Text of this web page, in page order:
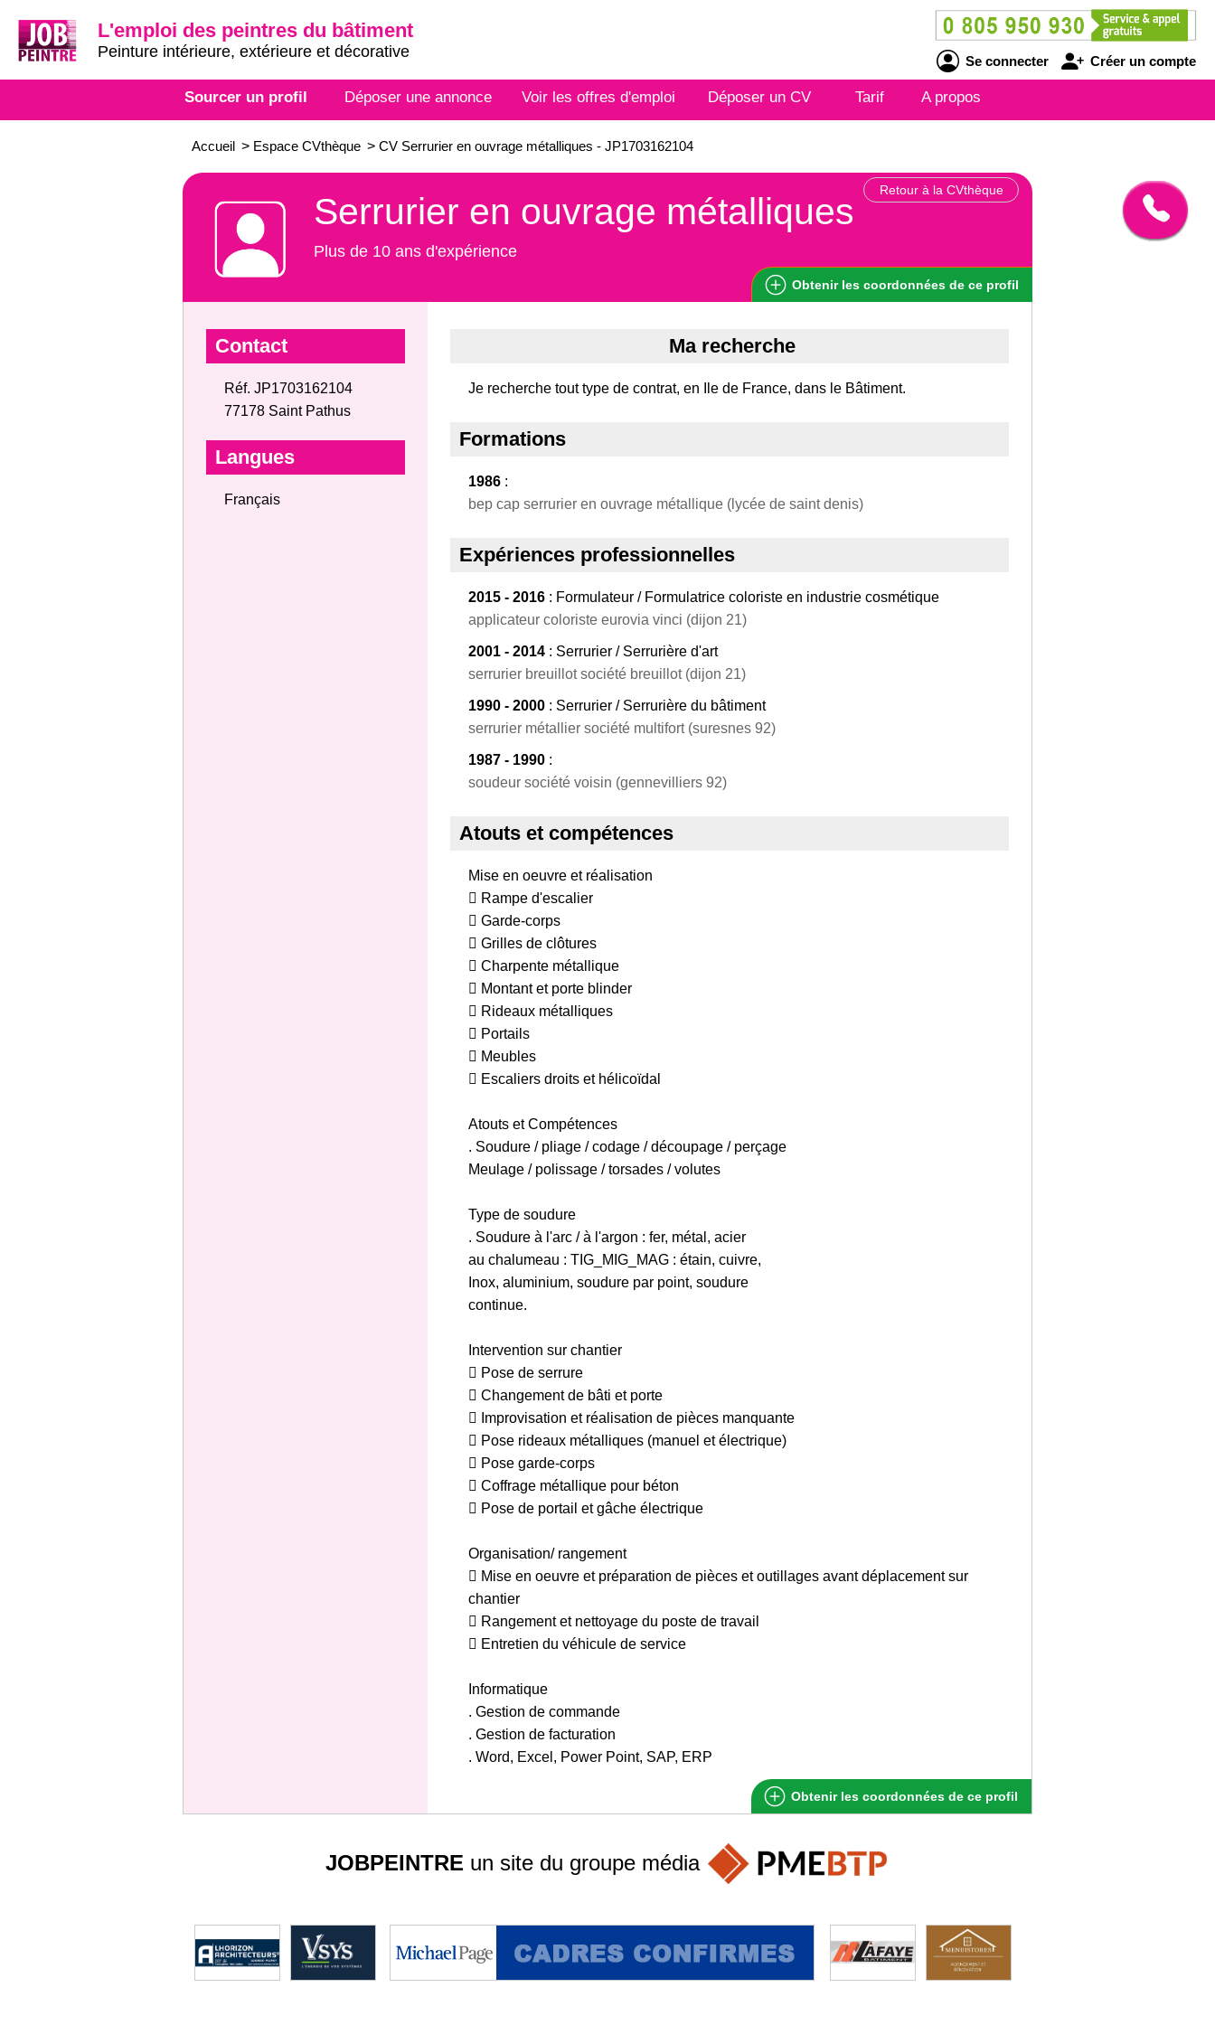
L'emploi des peintres du bâtiment
Peinture intérieure, extérieure et décorative
Se connecter Créer un compte
Sourcer un profil Déposer une annonce Voir les offres d'emploi Déposer un CV Tarif A propos
Accueil > Espace CVthèque > CV Serrurier en ouvrage métalliques - JP1703162104
Retour à la CVthèque
Serrurier en ouvrage métalliques
Plus de 10 ans d'expérience
Obtenir les coordonnées de ce profil
Contact
Réf. JP1703162104
77178 Saint Pathus
Langues
Français
Ma recherche
Je recherche tout type de contrat, en Ile de France, dans le Bâtiment.
Formations
1986 :
bep cap serrurier en ouvrage métallique (lycée de saint denis)
Expériences professionnelles
2015 - 2016 : Formulateur / Formulatrice coloriste en industrie cosmétique
applicateur coloriste eurovia vinci (dijon 21)
2001 - 2014 : Serrurier / Serrurière d'art
serrurier breuillot société breuillot (dijon 21)
1990 - 2000 : Serrurier / Serrurière du bâtiment
serrurier métallier société multifort (suresnes 92)
1987 - 1990 :
soudeur société voisin (gennevilliers 92)
Atouts et compétences
Mise en oeuvre et réalisation
 Rampe d'escalier
 Garde-corps
 Grilles de clôtures
 Charpente métallique
 Montant et porte blinder
 Rideaux métalliques
 Portails
 Meubles
 Escaliers droits et hélicoïdal
Atouts et Compétences
. Soudure / pliage / codage / découpage / perçage
Meulage / polissage / torsades / volutes
Type de soudure
. Soudure à l'arc / à l'argon : fer, métal, acier
au chalumeau : TIG_MIG_MAG : étain, cuivre,
Inox, aluminium, soudure par point, soudure
continue.
Intervention sur chantier
 Pose de serrure
 Changement de bâti et porte
 Improvisation et réalisation de pièces manquante
 Pose rideaux métalliques (manuel et électrique)
 Pose garde-corps
 Coffrage métallique pour béton
 Pose de portail et gâche électrique
Organisation/ rangement
 Mise en oeuvre et préparation de pièces et outillages avant déplacement sur
chantier
 Rangement et nettoyage du poste de travail
 Entretien du véhicule de service
Informatique
. Gestion de commande
. Gestion de facturation
. Word, Excel, Power Point, SAP, ERP
Obtenir les coordonnées de ce profil
JOBPEINTRE un site du groupe média